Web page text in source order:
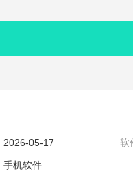
2026-05-17 软
手机软件